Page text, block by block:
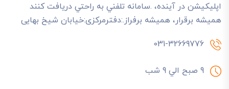
اپليکيشن در آينده، .سامانه تلفني به راحتي دريافت کنند
هميشه برقرار، هميشه برفراز.:دفترمرکزی:خیابان شیخ بهایی
031-32669776
9 صبح الي 9 شب